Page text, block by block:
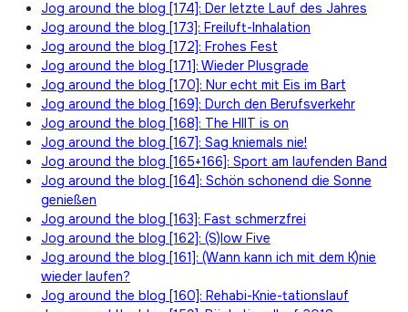
Jog around the blog [174]: Der letzte Lauf des Jahres
Jog around the blog [173]: Freiluft-Inhalation
Jog around the blog [172]: Frohes Fest
Jog around the blog [171]: Wieder Plusgrade
Jog around the blog [170]: Nur echt mit Eis im Bart
Jog around the blog [169]: Durch den Berufsverkehr
Jog around the blog [168]: The HIIT is on
Jog around the blog [167]: Sag kniemals nie!
Jog around the blog [165+166]: Sport am laufenden Band
Jog around the blog [164]: Schön schonend die Sonne
genießen
Jog around the blog [163]: Fast schmerzfrei
Jog around the blog [162]: (S)low Five
Jog around the blog [161]: (Wann kann ich mit dem K)nie
wieder laufen?
Jog around the blog [160]: Rehabi-Knie-tationslauf